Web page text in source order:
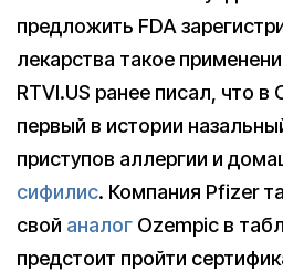
предложить FDA
лекарства такое
RTVI.US ранее писал, что
первый в истории
приступов аллергии и
сифилис. Компания Pfizer
свой аналог Ozempic в
предстоит пройти